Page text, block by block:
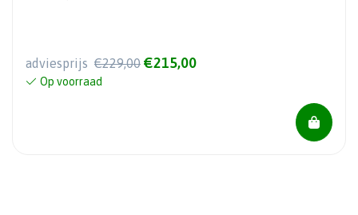
adviesprijs €229,00 €215,00
Op voorraad